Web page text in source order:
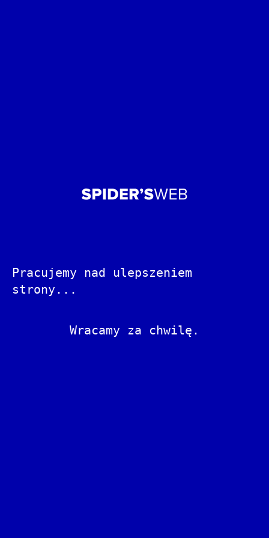
Pracujemy nad ulepszeniem
strony...
Wracamy za chwilę.